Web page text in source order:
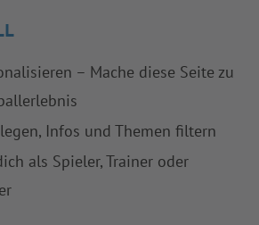
– Mache diese Seite zu
Infos und Themen filtern
als Spieler, Trainer oder